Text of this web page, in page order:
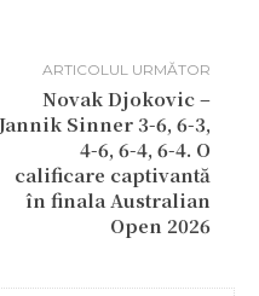
ARTICOLUL URMĂTOR
Novak Djokovic –
Jannik Sinner 3-6, 6-3,
4-6, 6-4, 6-4. O
calificare captivantă
în finala Australian
Open 2026